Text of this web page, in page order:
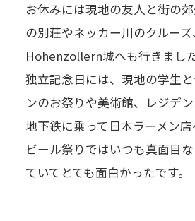
お休みには現地の友人と街の
の別荘やネッカー川のクルー
Hohenzollern城へも行きまし
独立記念日には、現地の学生
ンのお祭りや美術館、レジデン
地下鉄に乗って日本ラーメン店
ビール祭りではいつも真面目
ていてとても面白かったです。